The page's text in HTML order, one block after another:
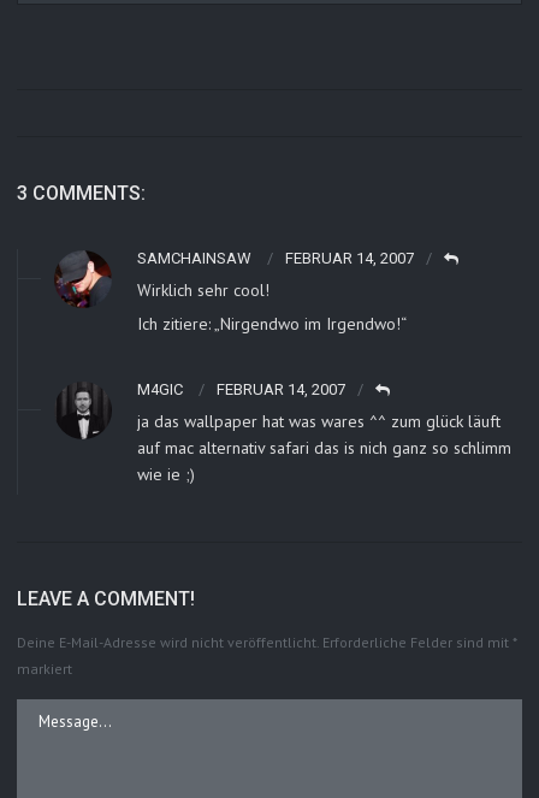
3 COMMENTS:
SAMCHAINSAW FEBRUAR 14, 2007
Wirklich sehr cool!
Ich zitiere: „Nirgendwo im Irgendwo!“
M4GIC FEBRUAR 14, 2007
ja das wallpaper hat was wares ^^ zum glück läuft
auf mac alternativ safari das is nich ganz so schlimm
wie ie ;)
LEAVE A COMMENT!
Deine E-Mail-Adresse wird nicht veröffentlicht. Erforderliche Felder sind mit *
markiert